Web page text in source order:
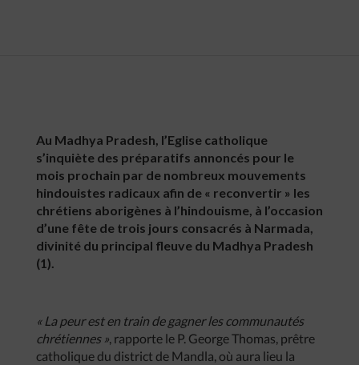
Au Madhya Pradesh, l’Eglise catholique
s’inquiète des préparatifs annoncés pour le
mois prochain par de nombreux mouvements
hindouistes radicaux afin de « reconvertir » les
chrétiens aborigènes à l’hindouisme, à l’occasion
d’une fête de trois jours consacrés à Narmada,
divinité du principal fleuve du Madhya Pradesh
(1).
« La peur est en train de gagner les communautés
chrétiennes », rapporte le P. George Thomas, prêtre
catholique du district de Mandla, où aura lieu la